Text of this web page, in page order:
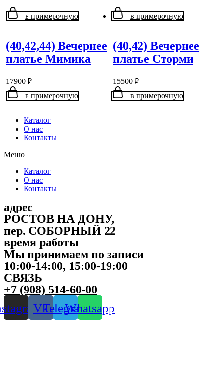
в примерочную
(40,42,44) Вечернее
платье Мимика
17900 ₽
в примерочную
в примерочную
(40,42) Вечернее
платье Сторми
15500 ₽
в примерочную
Каталог
О нас
Контакты
Меню
Каталог
О нас
Контакты
адрес
РОСТОВ НА ДОНУ,
пер. СОБОРНЫЙ 22
время работы
Мы принимаем по записи
10:00-14:00, 15:00-19:00
СВЯЗЬ
+7 (908) 514-60-00
VkTelegramWhatsapp